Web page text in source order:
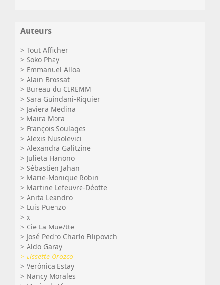
Auteurs
Tout Afficher
Soko Phay
Emmanuel Alloa
Alain Brossat
Bureau du CIREMM
Sara Guindani-Riquier
Javiera Medina
Maira Mora
François Soulages
Alexis Nusolevici
Alexandra Galitzine
Julieta Hanono
Sébastien Jahan
Marie-Monique Robin
Martine Lefeuvre-Déotte
Anita Leandro
Luis Puenzo
x
Cie La Mue/tte
José Pedro Charlo Filipovich
Aldo Garay
Lissette Orozco
Verónica Estay
Nancy Morales